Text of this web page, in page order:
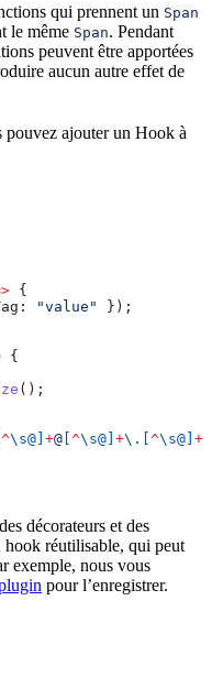
qui prennent un Span
le même Span. Pendant
peuvent être apportées
aucun autre effet de
ajouter un Hook à
{
"value"
});
{
();
^\s@] +@ [^\s@] +\. [^\s@] +
décorateurs et des
hook réutilisable, qui peut
exemple, nous vous
pour l’enregistrer.